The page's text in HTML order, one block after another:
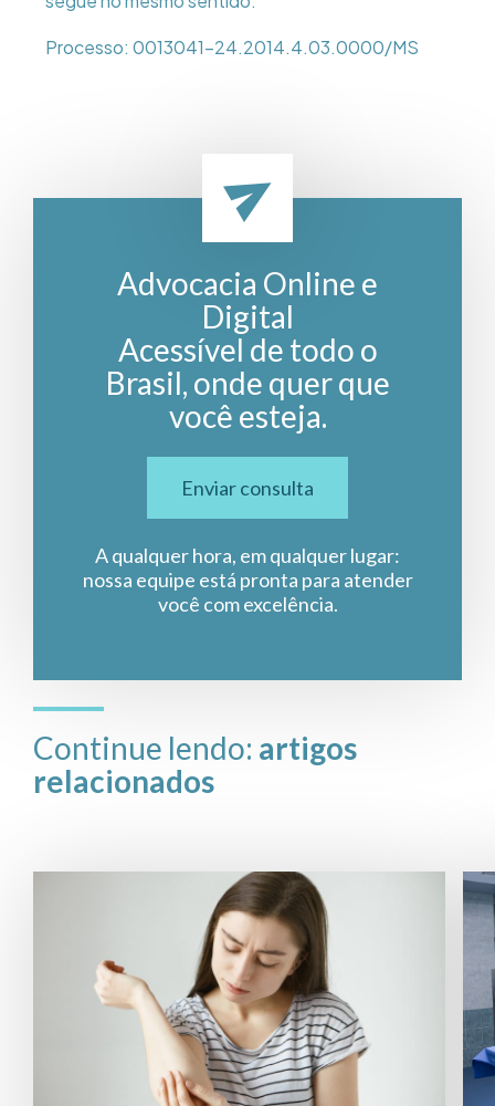
Processo: 0013041-24.2014.4.03.0000/MS
Advocacia Online e
Digital
Acessível de todo o
Brasil, onde quer que
você esteja.
Enviar consulta
A qualquer hora, em qualquer lugar:
nossa equipe está pronta para atender
você com excelência.
Continue lendo: artigos
relacionados